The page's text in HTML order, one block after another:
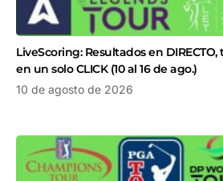
LiveScoring: Resultados en DIRECTO,
en un solo CLICK (10 al 16 de ago.)
10 de agosto de 2026